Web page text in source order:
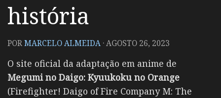
história
PORMARCELO ALMEIDA ·AGOSTO 26, 2023
O site oficial da adaptação em anime de
Megumi no Daigo: Kyuukoku no Orange
(Firefighter! Daigo of Fire Company M: The